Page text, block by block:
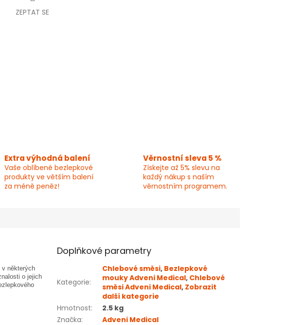
ZEPTAT SE
Extra výhodná balení
Vaše oblíbené bezlepkové
produkty ve větším balení
za méně peněz!
Věrnostní sleva 5 %
Získejte až 5% slevu na
každý nákup s naším
věrnostním programem.
v některých
o jejich
Doplňkové parametry
Kategorie:
Chlebové směsi, Bezlepkové
mouky Adveni Medical, Chlebové
směsi Adveni Medical, Zobrazit
další kategorie
Hmotnost:
2.5 kg
Značka:
Adveni Medical